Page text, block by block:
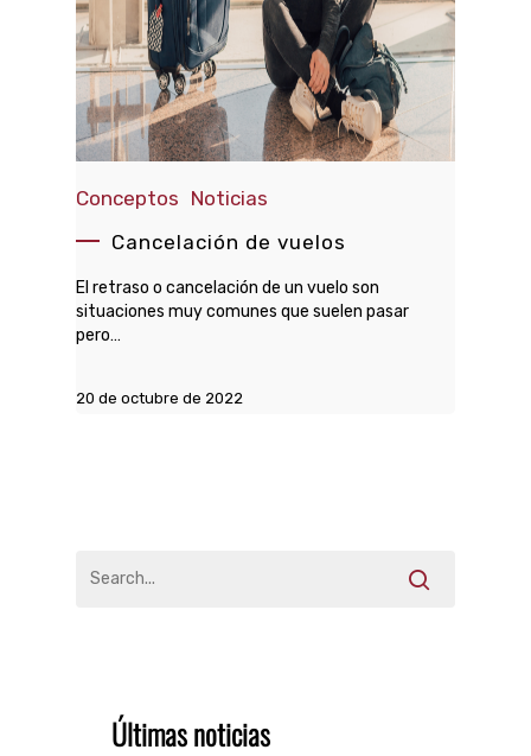
Conceptos Noticias
Cancelación de vuelos
El retraso o cancelación de un vuelo son
situaciones muy comunes que suelen pasar
pero…
20 de octubre de 2022
Últimas noticias